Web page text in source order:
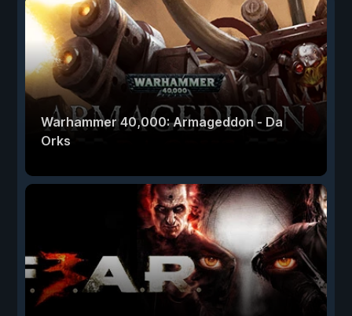
Warhammer 40,000: Armageddon - Da
Orks